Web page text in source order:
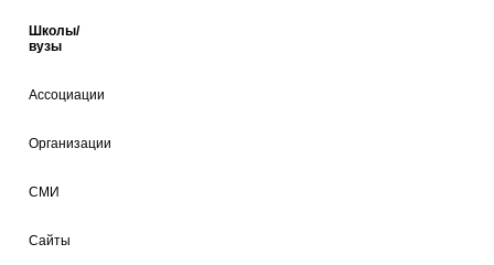
Школы/
вузы
Ассоциации
Организации
СМИ
Сайты